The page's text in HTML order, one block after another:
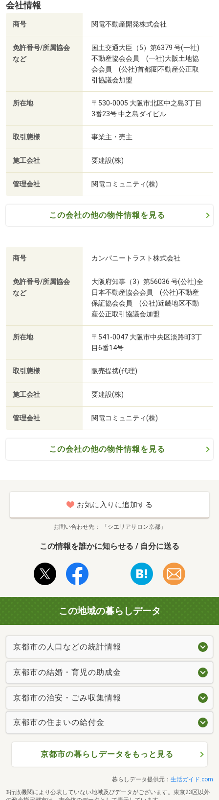
会社情報
商号 関電不動産開発株式会社
免許番号/所属協会
など
国土交通大臣（5）第6379 号(一社)
不動産協会会員 (一社)大阪土地協
会会員 (公社)首都圏不動産公正取
引協議会加盟
所在地
〒530-0005 大阪市北区中之島3丁目
3番23号 中之島ダイビル
取引態様 事業主・売主
施工会社 要建設(株)
管理会社 関電コミュニティ(株)
この会社の他の物件情報を見る
商号 カンパニートラスト株式会社
免許番号/所属協会
など
大阪府知事（3）第56036 号(公社)全
日本不動産協会会員 (公社)不動産
保証協会会員 (公社)近畿地区不動
産公正取引協議会加盟
所在地
〒541-0047 大阪市中央区淡路町3丁
目6番14号
取引態様 販売提携(代理)
施工会社 要建設(株)
管理会社 関電コミュニティ(株)
この会社の他の物件情報を見る
お気に入りに追加する
お問い合わせ先 「シエリアサロン京都」
この情報を誰かに知らせる / 自分に送る
この地域の暮らしデータ
京都市の人口などの統計情報
京都市の結婚・育児の助成金
京都市の治安・ごみ収集情報
京都市の住まいの給付金
京都市の暮らしデータをもっと見る
暮らしデータ提供元： 生活ガイド.com
※行政機関により公表していない地域及びデータがございます。東京23区以外